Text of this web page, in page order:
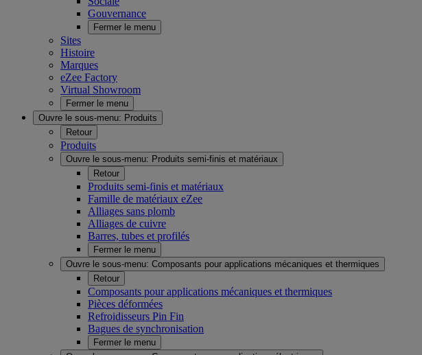
Gouvernance
Fermer le menu
Sites
Histoire
Marques
eZee Factory
Virtual Showroom
Fermer le menu
Ouvre le sous-menu: Produits
Retour
Produits
Ouvre le sous-menu: Produits semi-finis et matériaux
Retour
Produits semi-finis et matériaux
Famille de matériaux eZee
Alliages sans plomb
Alliages de cuivre
Barres, tubes et profilés
Fermer le menu
Ouvre le sous-menu: Composants pour applications mécaniques et thermiques
Retour
Composants pour applications mécaniques et thermiques
Pièces déformées
Refroidisseurs Pin Fin
Bagues de synchronisation
Fermer le menu